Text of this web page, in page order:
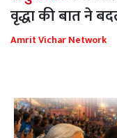
वृद्धा की बात ने
Amrit Vichar Network